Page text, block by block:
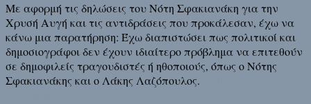
Με αφορμή τις δηλώσεις του Νότη Σφακιανάκη για την
Χρυσή Αυγή και τις αντιδράσεις που προκάλεσαν, έχω να
κάνω μια παρατήρηση: Έχω διαπιστώσει πως πολιτικοί και
δημοσιογράφοι δεν έχουν ιδιαίτερο πρόβλημα να επιτεθούν
σε δημοφιλείς τραγουδιστές ή ηθοποιούς, όπως ο Νότης
Σφακιανάκης και ο Λάκης Λαζόπουλος.